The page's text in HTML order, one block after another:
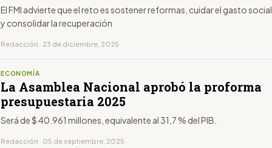
El FMI advierte que el reto es sostener reformas, cuidar el gasto social
y consolidar la recuperación
Redacción · 23 de diciembre, 2025
ECONOMÍA
La Asamblea Nacional aprobó la proforma
presupuestaria 2025
Será de $ 40.961 millones, equivalente al 31,7 % del PIB.
Redacción · 05 de septiembre, 2025